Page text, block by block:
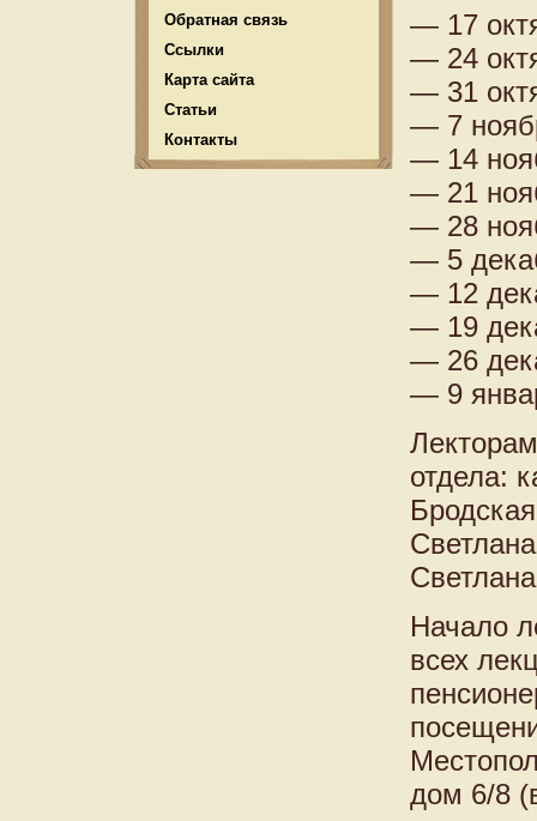
Обратная связь
Ссылки
Карта сайта
Статьи
Контакты
— 17
— 24
— 31
— 7
— 14
— 21
— 28
— 5
— 12
— 19
— 26
— 9
отдела:
Начало
всех
дом 6/8